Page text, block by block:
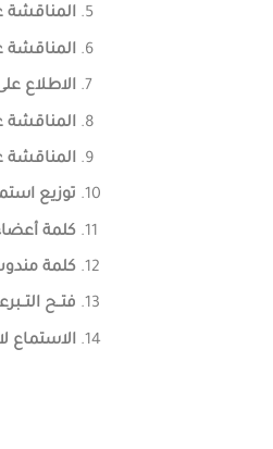
المناقشة
المناقشة
الاطلاع
المناقشة
المناقشة
توزيع
كلمة
كلمة
فتــح
الاستماع